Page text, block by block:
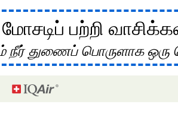
பற்றி
நீர் துணைப் பொருளாக